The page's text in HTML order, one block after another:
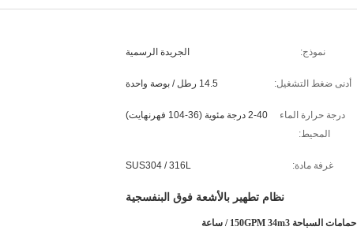
نموذج: الجريدة الرسمية
أدنى ضغط التشغيل: 14.5 رطل / بوصة واحدة
درجة حرارة الماء
المحيط:
2-40 درجة مئوية (36-104 فهرنهايت)
غرفة مادة: SUS304 / 316L
نظام تطهير بالأشعة فوق البنفسجية
حمامات السباحة 150GPM 34m3 / ساعة